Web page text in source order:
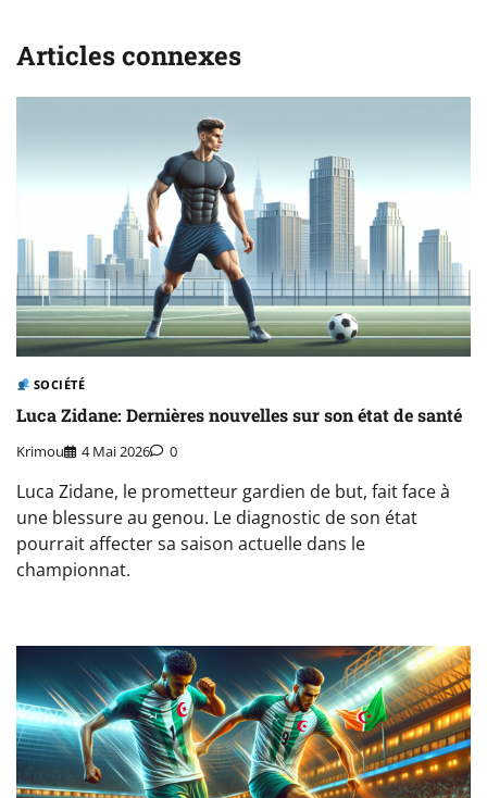
Articles connexes
SOCIÉTÉ
Luca Zidane: Dernières nouvelles sur son état de santé
Krimou 4 Mai 2026 0
Luca Zidane, le prometteur gardien de but, fait face à
une blessure au genou. Le diagnostic de son état
pourrait affecter sa saison actuelle dans le
championnat.